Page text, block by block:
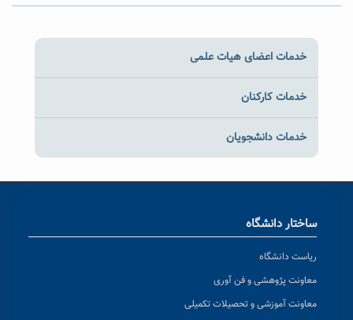
خدمات اعضای هیات علمی
خدمات کارکنان
خدمات دانشجویان
ساختار دانشگاه
ریاست دانشگاه
معاونت پژوهشی و فن آوری
معاونت آموزشی و تحصیلات تکمیلی